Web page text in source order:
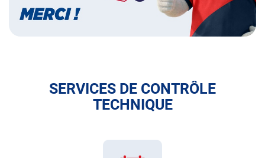
SERVICES DE CONTRÔLE
TECHNIQUE